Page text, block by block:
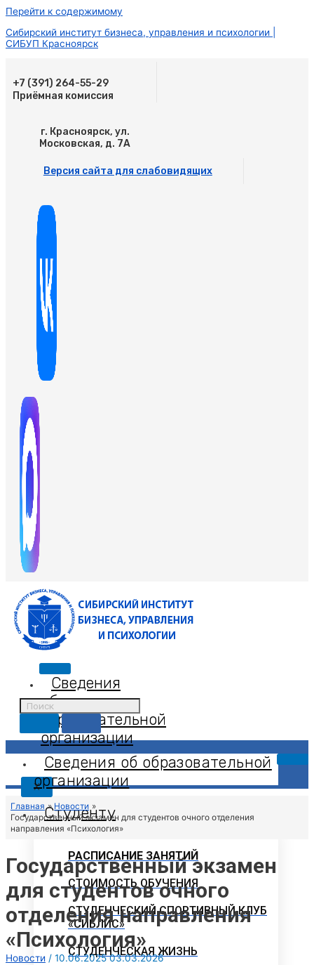
Перейти к содержимому
Сибирский институт бизнеса, управления и психологии |
СИБУП Красноярск
+7 (391) 264-55-29
Приёмная комиссия
г. Красноярск, ул.
Московская, д. 7А
Версия сайта для слабовидящих
Сведения
об
образовательной
организации
X
Сведения об образовательной
организации
Студенту
РАСПИСАНИЕ ЗАНЯТИЙ
СТОИМОСТЬ ОБУЧЕНИЯ
СТУДЕНЧЕСКИЙ СПОРТИВНЫЙ КЛУБ
«СИБЛИС»
СТУДЕНЧЕСКАЯ ЖИЗНЬ
Главная
Новости
Государственный экзамен для студентов очного отделения
направления «Психология»
Государственный экзамен
для студентов очного
отделения направления
«Психология»
Новости / 10.06.202503.03.2026